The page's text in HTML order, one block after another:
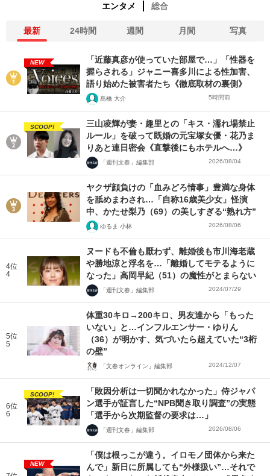
エンタメ 総合
最新 24時間 週間 月間 写真
NEW
「近藤真彦が使っていた部屋で…」「性器を
握らされる」ジャニー喜多川による性加害、
語り始めた被害者たち《徹底取材の裏側》
髙橋 大介 5時間前
SCOOP!
三山凌輝が妻・趣里との「キス・濡れ場禁止
ルール」を破って既婚の元宝塚女優・花乃ま
りあと連日密会《直撃後にもホテルへ…》
「週刊文春」編集部 2026/08/04
ヤクザ顔負けの「血みどろ情事」豊満な身体
を舐めまわされ…「自称16歳美少女」怪演
中、かたせ梨乃（69）の美しすぎる“熟れ方”
ゆるま 小林 2026/08/06
4位
4
ヌードも不倫も厭わず、離婚後も市川海老蔵
や勝地涼と浮名を…「離婚してモテるように
なった」高岡早紀（51）の魔性がとまらない
「週刊文春」編集部 2024/07/29
5位
5
体重30キロ→200キロ、男友達から「もった
いない」と…インフルエンサー・ゆりん
（36）が明かす、気づいたら超えていた“3桁
の壁”
「文春オンライン」編集部 2024/12/07
6位
6
SCOOP!
「敗因分析は一切聞かれなかった」侍ジャパ
ン選手が証言した“NPB聞き取り調査”の実態
「選手から次期監督の要求は…」
「週刊文春」編集部 2026/08/06
NEW
「僕は根っこが違う。イロモノ団体から来た
んで」新日に所属しても“外様扱い”…それで